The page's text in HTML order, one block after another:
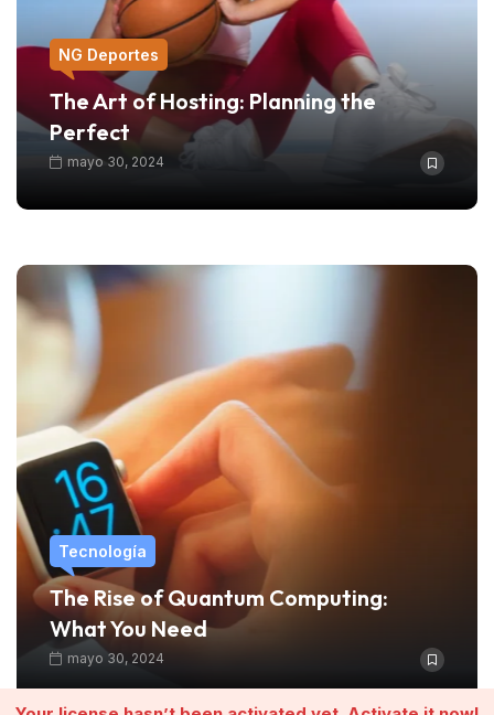
NG Deportes
The Art of Hosting: Planning the
Perfect
mayo 30, 2024
Tecnología
The Rise of Quantum Computing:
What You Need
mayo 30, 2024